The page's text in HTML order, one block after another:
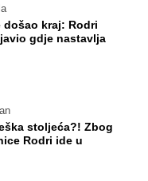
došao kraj: Rodri
gdje nastavlja
stoljeća?! Zbog
Rodri ide u